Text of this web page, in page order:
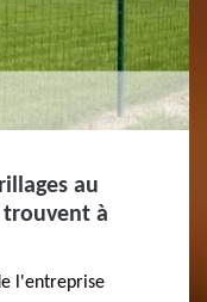
au
trouvent à
l'entreprise